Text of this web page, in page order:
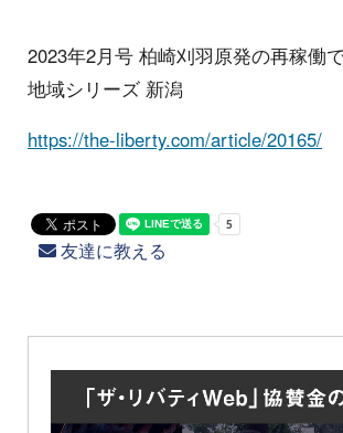
2023年2月号 柏崎刈羽原発の再稼働
地域シリーズ 新潟
https://the-liberty.com/article/20165/
友達に教える